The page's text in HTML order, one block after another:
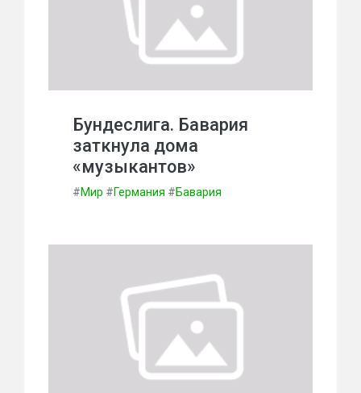
Бундеслига. Бавария
заткнула дома
«музыкантов»
#Мир #Германия #Бавария